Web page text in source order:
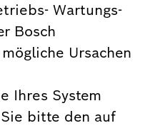
Wartungs-
Bosch
Ursachen
Ihres System
bitte den auf